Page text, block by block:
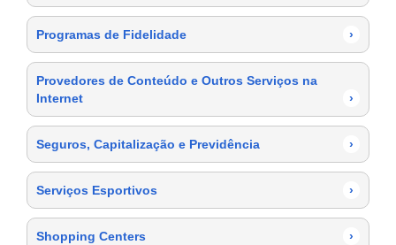
Programas de Fidelidade ›
Provedores de Conteúdo e Outros Serviços na
Internet
›
Seguros, Capitalização e Previdência ›
Serviços Esportivos ›
Shopping Centers ›